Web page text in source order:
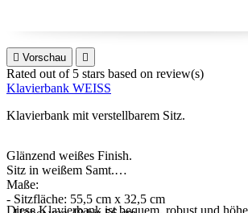
 Vorschau 
Rated out of 5 stars based on review(s)
Klavierbank WEISS
Klavierbank mit verstellbarem Sitz.
Glänzend weißes Finish.
Sitz in weißem Samt.
Maße:
- Sitzfläche: 55,5 cm x 32,5 cm